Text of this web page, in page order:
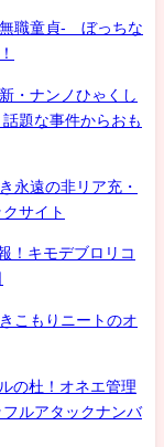
職童貞- ぼっちな
・ナンノひゃくし
題な事件からおも
永遠の非リア充・
サイト
！キモデブロリコ
こもりニートのオ
の杜！オネエ管理
ルアタックナンバ